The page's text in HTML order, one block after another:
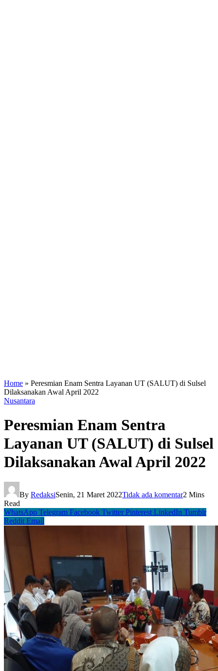
Home » Peresmian Enam Sentra Layanan UT (SALUT) di Sulsel
Dilaksanakan Awal April 2022
Nusantara
Peresmian Enam Sentra
Layanan UT (SALUT) di Sulsel
Dilaksanakan Awal April 2022
By RedaksiSenin, 21 Maret 2022Tidak ada komentar2 Mins
Read
WhatsApp Telegram Facebook Twitter Pinterest LinkedIn Tumblr
Reddit Email